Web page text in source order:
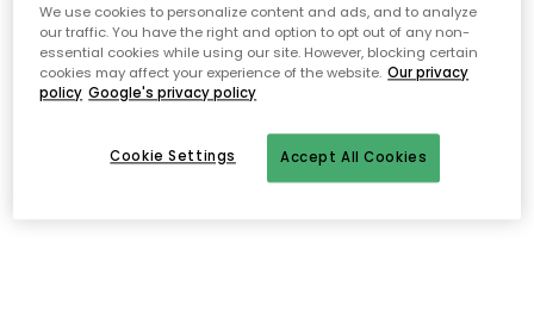
We use cookies to personalize content and ads, and to analyze
our traffic. You have the right and option to opt out of any non-
essential cookies while using our site. However, blocking certain
cookies may affect your experience of the website. Our privacy
policy Google's privacy policy
Accept All Cookies
Cookie Settings